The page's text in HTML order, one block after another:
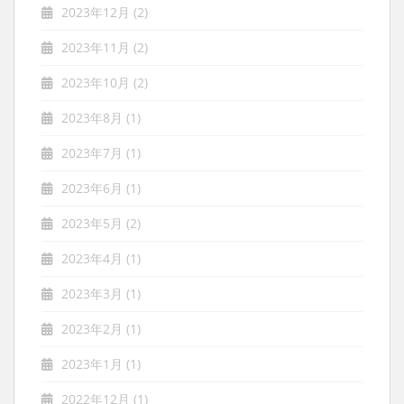
2023年12月 (2)
2023年11月 (2)
2023年10月 (2)
2023年8月 (1)
2023年7月 (1)
2023年6月 (1)
2023年5月 (2)
2023年4月 (1)
2023年3月 (1)
2023年2月 (1)
2023年1月 (1)
2022年12月 (1)